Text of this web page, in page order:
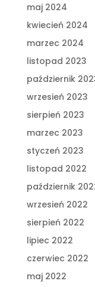
maj 2024
kwiecień 2024
marzec 2024
listopad 2023
październik
wrzesień 2023
sierpień 2023
marzec 2023
styczeń 2023
listopad 2022
październik
wrzesień 2022
sierpień 2022
lipiec 2022
czerwiec 2022
maj 2022